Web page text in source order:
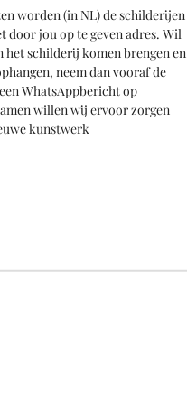
worden (in NL) de schilderijen
door jou op te geven adres. Wil
schilderij komen brengen en
neem dan vooraf de
WhatsAppbericht op
willen wij ervoor zorgen
kunstwerk